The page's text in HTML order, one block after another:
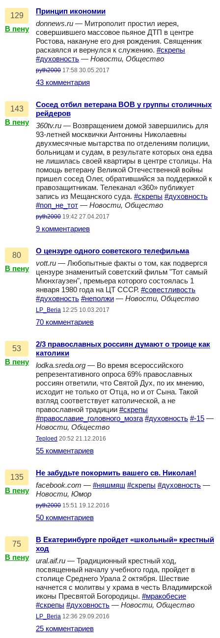
129
В пену
Принцип икономии
donnews.ru — Митрополит простил иерея,
совершившего массовое пьяное ДТП в центре
Ростова, накануне его дня рождения. Священник
раскаялся и вернулся к служению. #скрепы
#духовность — Новости, Общество
pyth2000 17:58 30.05.2017
43 комментария
143
В пену
Сосед отбил ветерана ВОВ у группы столичных
рейдеров
360tv.ru — Возвращением домой завершились для
93-летней москвички Антонины Николаевны
двухмесячные мытарства по отделениям полиции,
больницам и судам, в результате которых она едва
не лишилась своей квартиры в центре столицы. На
помощь ветерану Великой Отечественной войны
пришел сосед Олег, обратившийся за поддержкой к
правозащитникам. Телеканал «360» публикует
запись из Мещанского суда. #скрепы #духовность
#поп_не_тот — Новости, Общество
pyth2000 19:42 27.04.2017
9 комментариев
80
В пену
О цензуре одного советского телефильма
vott.ru — Любопытные факты о том, как подвергся
цензуре знаменитый советский фильм "Тот самый
Мюнхгаузен", премьера которого состоялась 1
января 1980 года на ЦТ СССР. #совестливость
#духовность #неполжи — Новости, Общество
LP_Beria 12:25 10.03.2017
70 комментариев
53
В пену
2/3 православных россиян думают о троице как
католики
lodka.sreda.org — Во время всероссийского
репрезентативного опроса 69% православных
россиян ответили, что Святой Дух, по их мнению,
исходит не только от Отца, но и от Сына. Такой
взгляд соответствует католической, а не
православной традиции #скрепы
#православие_головного_мозга #духовность #-15 —
Новости, Общество
Teploed 20:52 21.12.2016
55 комментариев
135
В пену
Не забудьте покормить вашего св. Николая!
facebook.com — #няшмяш #скрепы #духовность —
Новости, Юмор
pyth2000 15:51 19.12.2016
50 комментариев
75
В пену
В Екатеринбурге пройдет «школьный» крестный
ход
ural.aif.ru — Традиционный крестный ход,
посвященный началу учебного года, пройдет в
столице Среднего Урала 2 октября. Шествие
начнется с молитвы у храма в честь Владимирской
иконы Пресвятой Богородицы. #мракобесие
#скрепы #духовность — Новости, Общество
LP_Beria 12:36 29.09.2016
25 комментариев